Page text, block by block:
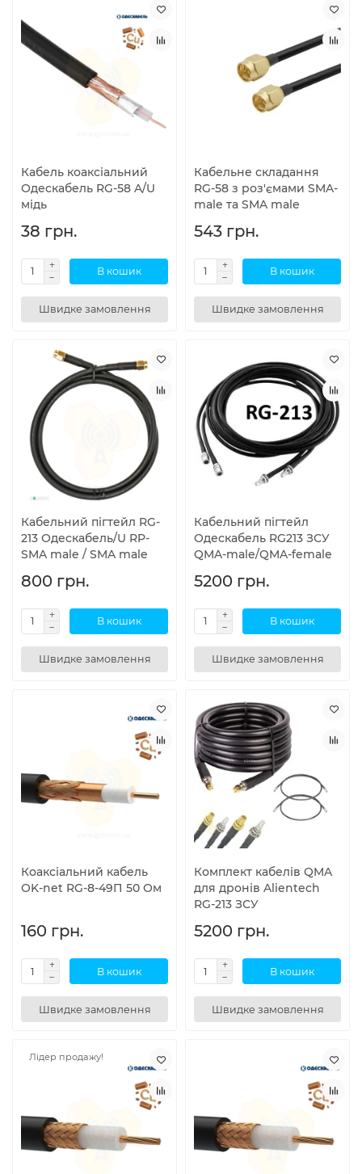
Кабель коаксіальний
Одескабель RG-58 A/U
мідь
38 грн.
В кошик
Швидке замовлення
Кабельне складання
RG-58 з роз'ємами SMA-
male та SMA male
543 грн.
В кошик
Швидке замовлення
Кабельний пігтейл RG-
213 Одескабель/U RP-
SMA male / SMA male
800 грн.
В кошик
Швидке замовлення
Кабельний пігтейл
Одескабель RG213 ЗСУ
QMA-male/QMA-female
5200 грн.
В кошик
Швидке замовлення
Коаксіальний кабель
OK-net RG-8-49П 50 Ом
160 грн.
В кошик
Швидке замовлення
Комплект кабелів QMA
для дронів Alientech
RG-213 ЗСУ
5200 грн.
В кошик
Швидке замовлення
Лідер продажу!